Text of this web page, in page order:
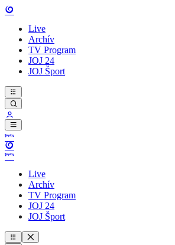
Live
Archív
TV Program
JOJ 24
JOJ Šport
Live
Archív
TV Program
JOJ 24
JOJ Šport